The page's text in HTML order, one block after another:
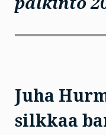
Juha
silkkaa